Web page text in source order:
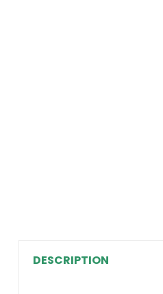
DESCRIPTION